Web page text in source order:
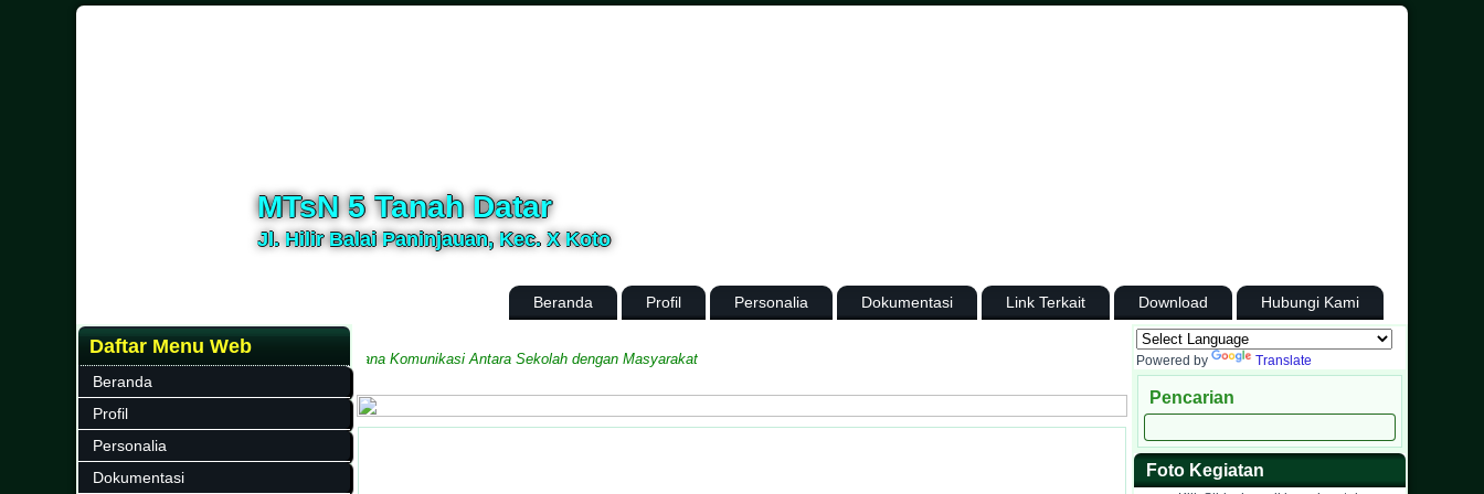
MTsN 5 Tanah Datar
Jl. Hilir Balai Paninjauan, Kec. X Koto
Beranda Profil Personalia Dokumentasi Link Terkait Download Hubungi Kami
Daftar Menu Web
Beranda
Profil
Personalia
Dokumentasi
Media Informasi dan Sarana Komunikasi Antara Sekolah dengan Masyarakat Powered by Translate
Pencarian
Foto Kegiatan